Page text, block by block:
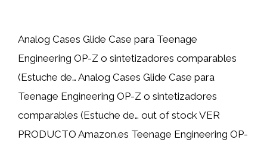
Analog Cases Glide Case para Teenage
Engineering OP-Z o sintetizadores comparables
(Estuche de… Analog Cases Glide Case para
Teenage Engineering OP-Z o sintetizadores
comparables (Estuche de… out of stock VER
PRODUCTO Amazon.es Teenage Engineering OP-